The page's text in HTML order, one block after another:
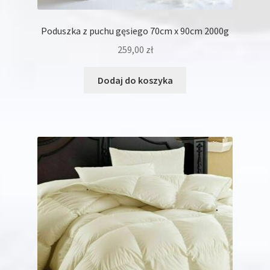
Poduszka z puchu gęsiego 70cm x 90cm 2000g
259,00 zł
Dodaj do koszyka